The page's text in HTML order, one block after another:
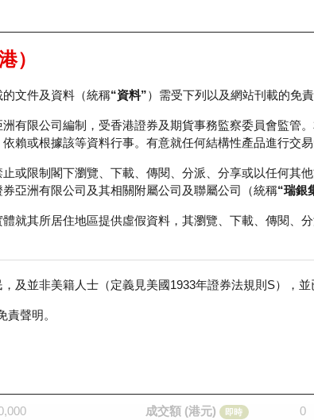
產品 輪證市場統計 正股資料及市場統計 瑞銀輪證
）
文件及資料（統稱“資料”）需受下列以及網站刊載的免
有限公司編制，受香港證券及期貨事務監察委員會監管
賴或根據該等資料行事。有意就任何結構性產品進行交
或限制閣下瀏覽、下載、傳閱、分派、分享或以任何其
亞洲有限公司及其相關附屬公司及聯屬公司（統稱“瑞銀
就其所居住地區提供虛假資料，其瀏覽、下載、傳閱、
及並非美籍人士（定義見美國1933年證券法規則S），
責聲明。
儀
比較
證 HSI 恒生指數
成交額 (港元)
即時 0